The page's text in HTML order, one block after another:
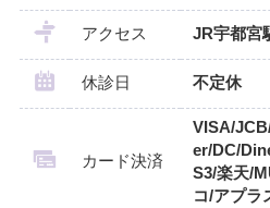
アクセス JR宇都宮
休診日 不定休
カード決済
VISA/
er/DC/
S3/楽天/
コ/アプラ